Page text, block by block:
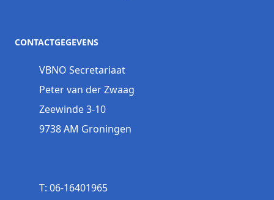
CONTACTGEGEVENS
VBNO Secretariaat
Peter van der Zwaag
Zeewinde 3-10
9738 AM Groningen
T: 06-16401965